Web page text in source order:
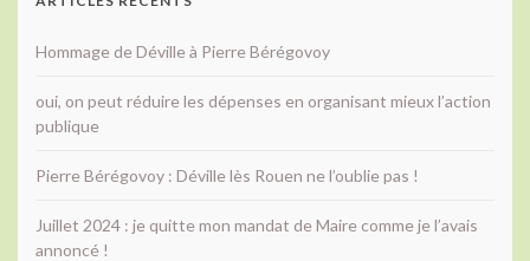
Hommage de Déville à Pierre Bérégovoy
oui, on peut réduire les dépenses en organisant mieux l’action
publique
Pierre Bérégovoy : Déville lès Rouen ne l’oublie pas !
Juillet 2024 : je quitte mon mandat de Maire comme je l’avais
annoncé !